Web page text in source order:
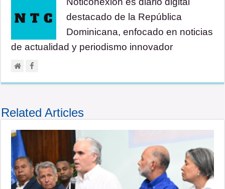
destacado de la República
Dominicana, enfocado en noticias
de actualidad y periodismo innovador
Related Articles